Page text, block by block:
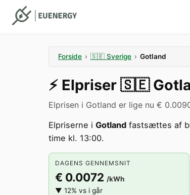
Forside › 🇸🇪 Sverige › Gotland
⚡️ Elpriser 🇸🇪
Elprisen i Gotland er lige nu €
Elpriserne i Gotland fastsættes af
time kl. 13:00.
DAGENS GENNEMSNIT
€ 0.0072 /kWh
▼ 12% vs i går